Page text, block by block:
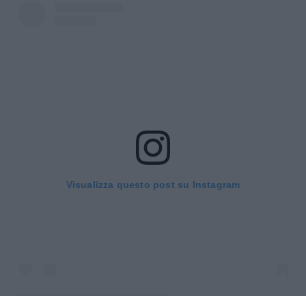
Visualizza questo post su Instagram